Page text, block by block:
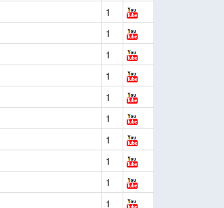
1
1
1
1
1
1
1
1
1
1